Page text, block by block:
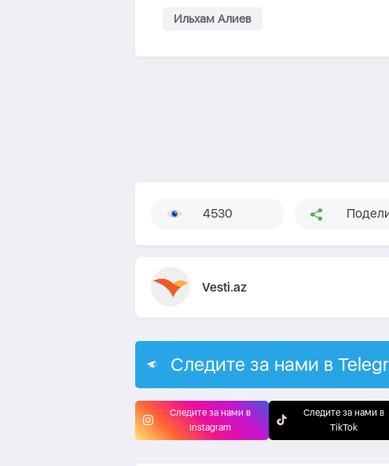
Ильхам Алиев
4530
Vesti.az
Следите за нами в
Следите за нами в
Instagram
Следите за нами в
TikTok